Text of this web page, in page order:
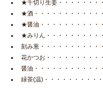
★千切り生姜・・・・・・・
★酒・・・・・・・・・・・
★醤油・・・・・・・・・・
★みりん・・・・・・・・・
刻み葱・・・・・・・・・・
花かつお・・・・・・・・・
醤油・・・・・・・・・・・
緑茶(温)・・・・・・・・・